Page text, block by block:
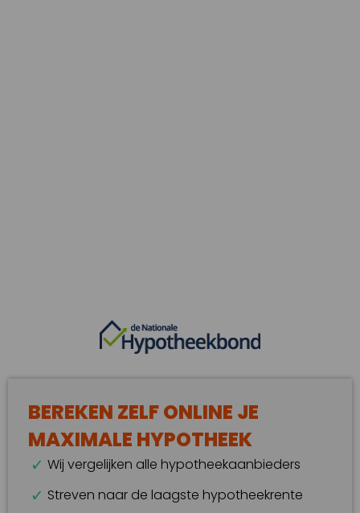
BEREKEN ZELF ONLINE JE
MAXIMALE HYPOTHEEK
Wij vergelijken alle hypotheekaanbieders
Streven naar de laagste hypotheekrente